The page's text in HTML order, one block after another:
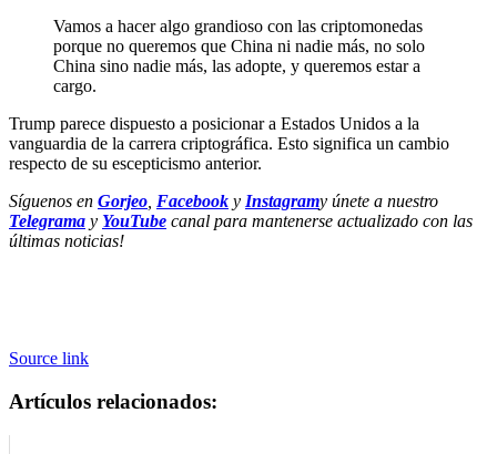
Vamos a hacer algo grandioso con las criptomonedas
porque no queremos que China ni nadie más, no solo
China sino nadie más, las adopte, y queremos estar a
cargo.
Trump parece dispuesto a posicionar a Estados Unidos a la
vanguardia de la carrera criptográfica. Esto significa un cambio
respecto de su escepticismo anterior.
Síguenos en Gorjeo Facebook y Instagramy únete a nuestro
Telegrama y YouTube canal para mantenerse actualizado con las
últimas noticias!
Source link
Artículos relacionados: